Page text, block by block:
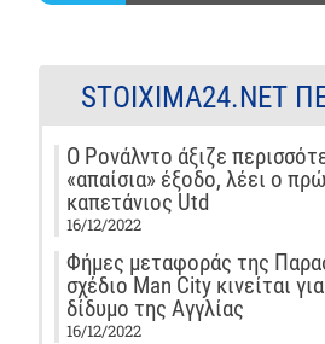
STOIXIMA24.NET
Ο Ρονάλντο άξιζε
«απαίσια» έξοδο, λέει ο
καπετάνιος Utd
16/12/2022
Φήμες μεταφοράς της
σχέδιο Man City κινείται
δίδυμο της Αγγλίας
16/12/2022